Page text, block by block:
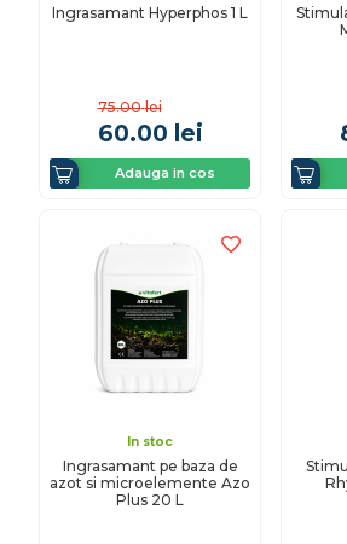
Ingrasamant Hyperphos 1 L
75.00 lei
60.00 lei
Adauga in cos
In stoc
Ingrasamant pe baza de
azot si microelemente Azo
Plus 20 L